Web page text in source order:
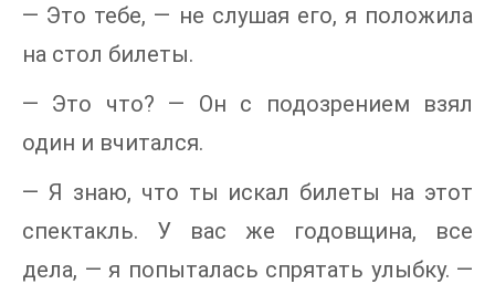
— Это тебе, — не слушая его, я положила
на стол билеты.
— Это что? — Он с подозрением взял
один и вчитался.
— Я знаю, что ты искал билеты на этот
спектакль. У вас же годовщина, все
дела, — я попыталась спрятать улыбку. —